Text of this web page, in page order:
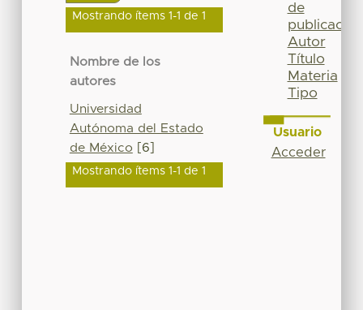
Mostrando ítems 1-1 de 1
Nombre de los
autores
Universidad
Autónoma del Estado
de México [6]
Mostrando ítems 1-1 de 1
de
publicación
Autor
Título
Materia
Tipo
Usuario
Acceder